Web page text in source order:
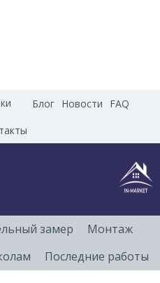
Блог Новости
FAQ
замер
Монтаж
Последние работы